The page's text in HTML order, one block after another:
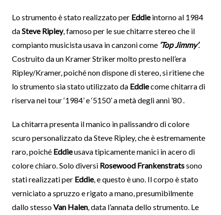
Lo strumento è stato realizzato per Eddieintorno al 1984
daSteve Ripley, famoso per le sue chitarre stereo che il
compianto musicista usava in canzoni come ‘Top Jimmy’.
Costruito da un Kramer Striker molto presto nell’era
Ripley/Kramer, poiché non dispone di stereo, si ritiene che
lo strumento sia stato utilizzato da Eddiecome chitarra di
riserva nei tour ‘1984’ e ‘5150’ a metà degli anni ’80 .
La chitarra presenta il manico in palissandro di colore
scuro personalizzato da Steve Ripley, che è estremamente
raro, poiché Eddieusava tipicamente manici in acero di
colore chiaro. Solo diversi Rosewood Frankenstratssono
stati realizzati per Eddie, e questo è uno. Il corpo è stato
verniciato a spruzzo e rigato a mano, presumibilmente
dallo stessoVan Halen, data l’annata dello strumento. Le